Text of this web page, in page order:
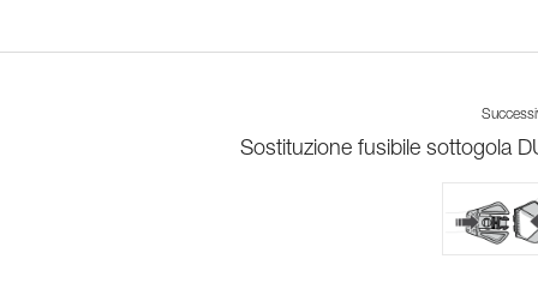
Sostituzione fusibile sottogola